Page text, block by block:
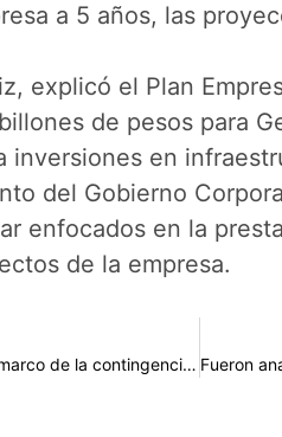
a 5 años, las
explicó el Plan
de pesos para
en
del Gobierno
enfocados en la
de la empresa.
Fueron examinadas las estrategias para el fortalecimiento cultural en el marco de la contingencia por Covid 19